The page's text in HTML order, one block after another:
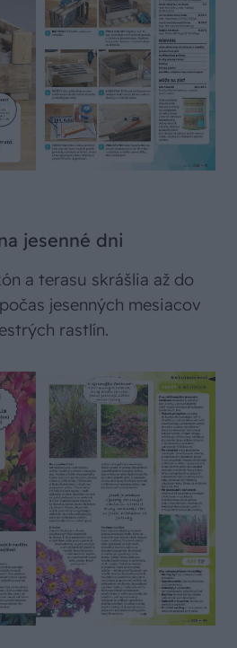
jesenné dni
a terasu skrášlia až do
jesenných mesiacov
rastlín.